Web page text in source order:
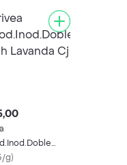
Cj
g)